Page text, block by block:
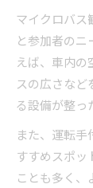
マイクロバス
と参加者の
えば、車内
スの広さな
る設備が整っ
また、運転
すすめスポッ
ことも多く